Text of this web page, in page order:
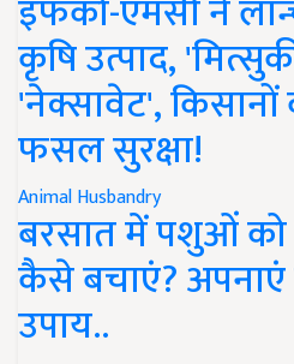
इफको-एमसी ने
कृषि उत्पाद,
'नेक्सावेट', किसानों
फसल सुरक्षा!
Animal Husbandry
बरसात में पशुओं को
कैसे बचाएं?
उपाय..